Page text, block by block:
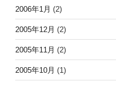
2006年1月 (2)
2005年12月 (2)
2005年11月 (2)
2005年10月 (1)